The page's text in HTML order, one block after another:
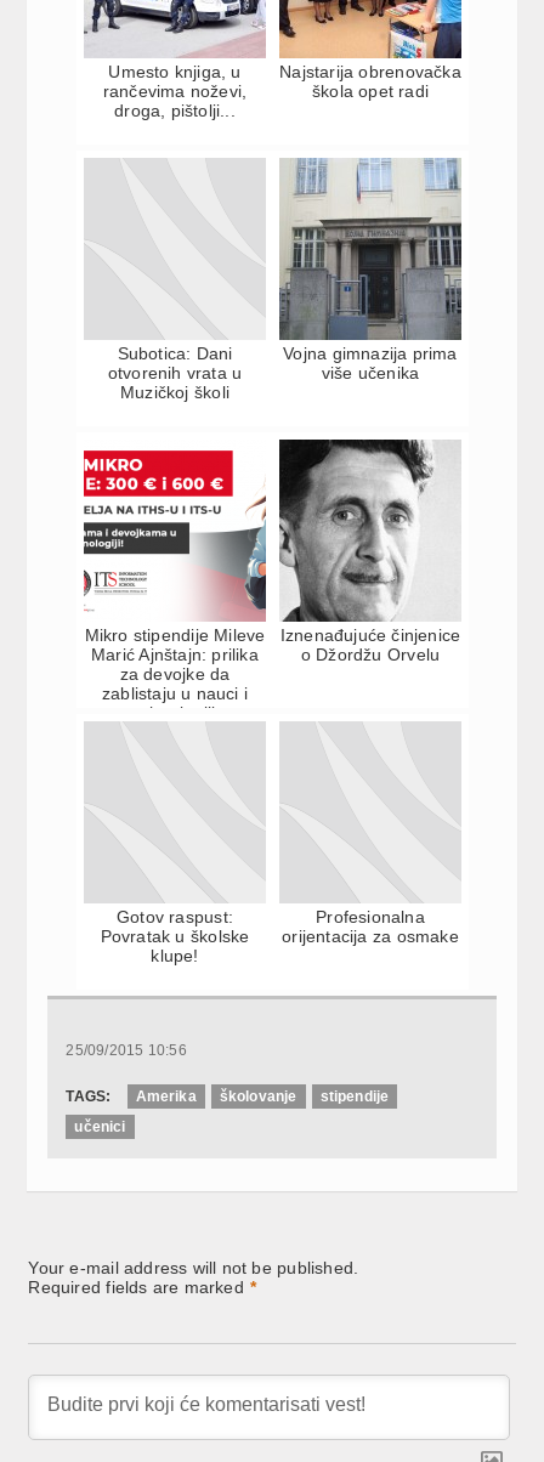
Umesto knjiga, u
rančevima noževi,
droga, pištolji...
Najstarija obrenovačka
škola opet radi
Subotica: Dani
otvorenih vrata u
Muzičkoj školi
Vojna gimnazija prima
više učenika
Mikro stipendije Mileve
Marić Ajnštajn: prilika
za devojke da
zablistaju u nauci i
tehnologiji
Iznenađujuće činjenice
o Džordžu Orvelu
Gotov raspust:
Povratak u školske
klupe!
Profesionalna
orijentacija za osmake
25/09/2015 10:56
TAGS: Amerika školovanje
stipendije
učenici
Your e-mail address will not be published.
Required fields are marked *